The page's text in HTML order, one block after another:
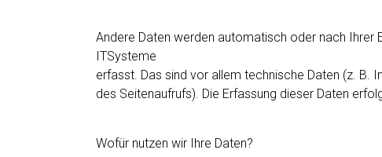
Andere Daten werden automatisch oder nach Ihrer
ITSysteme
erfasst. Das sind vor allem technische Daten (z. B.
des Seitenaufrufs). Die Erfassung dieser Daten
Wofür nutzen wir Ihre Daten?